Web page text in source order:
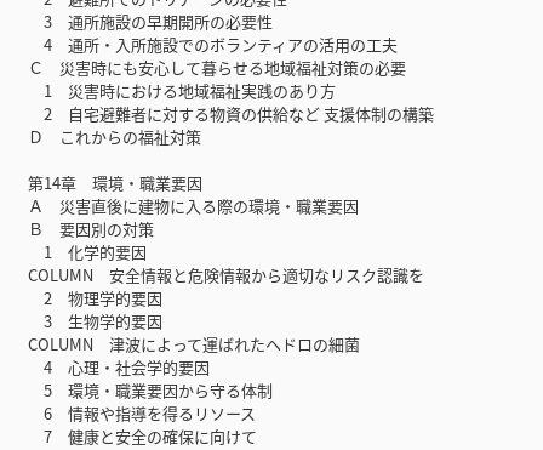
3 通所施設の早期開所の必要性
4 通所・入所施設でのボランティアの活用の工夫
Ｃ 災害時にも安心して暮らせる地域福祉対策の必要
1 災害時における地域福祉実践のあり方
2 自宅避難者に対する物資の供給など 支援体制の構築
Ｄ これからの福祉対策
第14章 環境・職業要因
Ａ 災害直後に建物に入る際の環境・職業要因
Ｂ 要因別の対策
1 化学的要因
COLUMN 安全情報と危険情報から適切なリスク認識を
2 物理学的要因
3 生物学的要因
COLUMN 津波によって運ばれたヘドロの細菌
4 心理・社会学的要因
5 環境・職業要因から守る体制
6 情報や指導を得るリソース
7 健康と安全の確保に向けて